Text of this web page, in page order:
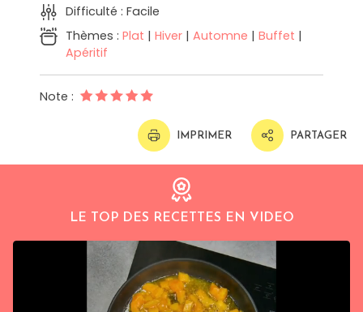
Difficulté : Facile
Thèmes : Plat | Hiver | Automne | Buffet |
Apéritif
Note :
IMPRIMER PARTAGER
LE TOP DES RECETTES EN VIDEO